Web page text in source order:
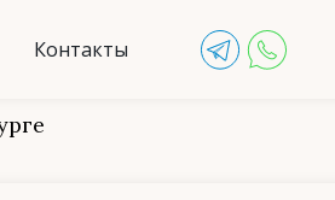
Контакты